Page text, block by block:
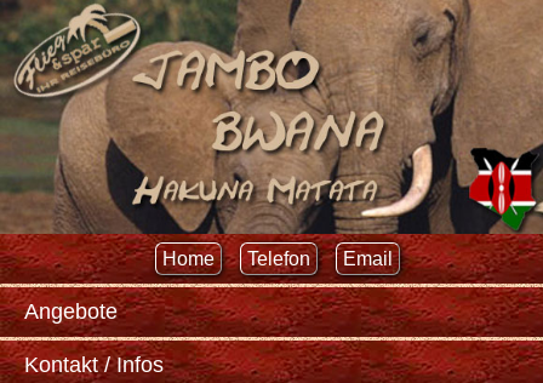
Home Telefon Email
Angebote
Kontakt / Infos